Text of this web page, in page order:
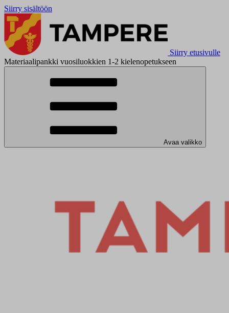
Siirry sisältöön
Siirry etusivulle
Materiaalipankki vuosiluokkien 1-2 kielenopetukseen
Avaa valikko